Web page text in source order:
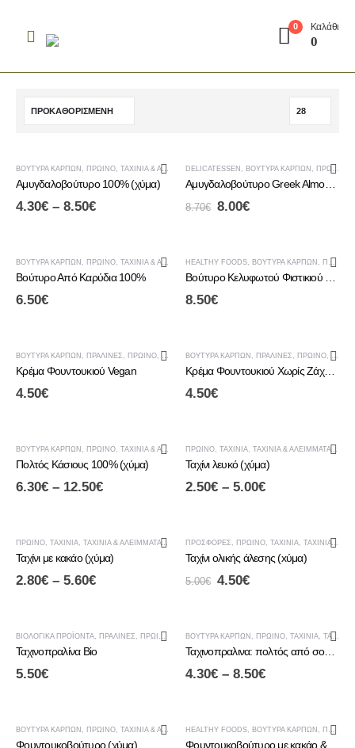
0 Καλάθι
0
ΒΟΎΤΥΡΑ ΚΑΡΠΏΝ , ΠΡΩΙΝΟ, ΤΑΧΊΝΙΑ & ΑΛΕΊΜΜΑΤΑ ΚΑΡΠΏΝ
Αμυγδαλοβούτυρο 100% (χύμα)
4.30€ – 8.50€
DELICATESSEN , ΒΟΎΤΥΡΑ ΚΑΡΠΏΝ , ΠΡΩΙΝΟ
Αμυγδαλοβούτυρο Greek Almonds
8.70€ 8.00€
ΒΟΎΤΥΡΑ ΚΑΡΠΏΝ , ΠΡΩΙΝΟ, ΤΑΧΊΝΙΑ & ΑΛΕΊΜΜΑΤΑ ΚΑΡΠΏΝ
Βούτυρο Από Καρύδια 100%
6.50€
HEALTHY FOODS, ΒΟΎΤΥΡΑ ΚΑΡΠΏΝ , ΠΡΩΙΝΟ
8.50€
ΒΟΎΤΥΡΑ ΚΑΡΠΏΝ , ΠΡΑΛΊΝΕΣ , ΠΡΩΙΝΟ, ΤΑΧΊΝΙΑ & ΑΛΕΊΜΜΑΤΑ ΚΑΡΠΏΝ
Κρέμα Φουντουκιού Vegan
4.50€
ΒΟΎΤΥΡΑ ΚΑΡΠΏΝ , ΠΡΑΛΊΝΕΣ , ΠΡΩΙΝΟ,
Κρέμα Φουντουκιού Χωρίς Ζάχαρη
4.50€
ΒΟΎΤΥΡΑ ΚΑΡΠΏΝ , ΠΡΩΙΝΟ, ΤΑΧΊΝΙΑ & ΑΛΕΊΜΜΑΤΑ ΚΑΡΠΏΝ
Πολτός Κάσιους 100% (χύμα)
6.30€ – 12.50€
ΠΡΩΙΝΟ, ΤΑΧΊΝΙΑ, ΤΑΧΊΝΙΑ & ΑΛΕΊΜΜΑΤΑ ΚΑΡΠΏΝ
Ταχίνι λευκό (χύμα)
2.50€ – 5.00€
ΠΡΩΙΝΟ, ΤΑΧΊΝΙΑ, ΤΑΧΊΝΙΑ & ΑΛΕΊΜΜΑΤΑ ΚΑΡΠΏΝ
Ταχίνι με κακάο (χύμα)
2.80€ – 5.60€
ΠΡΟΣΦΟΡΈΣ , ΠΡΩΙΝΟ, ΤΑΧΊΝΙΑ, ΤΑΧΊΝΙΑ & ΑΛΕΊΜΜΑΤΑ ΚΑΡΠΏΝ
Ταχίνι ολικής άλεσης (xύμα)
5.00€ 4.50€
ΒΙΟΛΟΓΙΚΆ ΠΡΟΪΌΝΤΑ, ΠΡΑΛΊΝΕΣ , ΠΡΩΙΝΟ ΤΑΧΊΝΙΑ,ΤΑΧΊΝΙΑ & ΑΛΕΊΜΜΑΤΑ ΚΑΡΠΏΝ
Ταχινοπραλίνα Bio
5.50€
ΒΟΎΤΥΡΑ ΚΑΡΠΏΝ , ΠΡΩΙΝΟ, ΤΑΧΊΝΙΑ, ΤΑΧΊΝΙΑ & ΑΛΕΊΜΜΑΤΑ ΚΑΡΠΏΝ
Ταχινοπραλινα: πολτός από σουσάμι ολικής άλεσης, φυστίκι, φουντούκι, κακάο & μελί (χύμα)
4.30€ – 8.50€
ΒΟΎΤΥΡΑ ΚΑΡΠΏΝ , ΠΡΩΙΝΟ, ΤΑΧΊΝΙΑ & ΑΛΕΊΜΜΑΤΑ ΚΑΡΠΏΝ
Φουντουκοβούτυρο (χύμα)
HEALTHY FOODS, ΒΟΎΤΥΡΑ ΚΑΡΠΏΝ , ΠΡΩΙΝΟ
Φουντουκοβούτυρο με κακάο & μελί (χύμα)